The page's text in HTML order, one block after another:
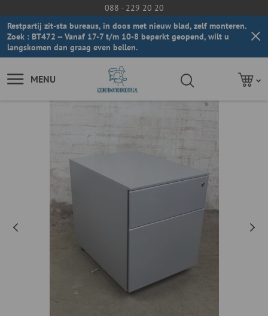
088 - 229 20 20
Restpartij zit-sta bureaus, in doos met nieuw blad, zelf monteren.
Zoek : BT472 -- Vanaf 17-7 t/m 10-8 beperkt geopend, wilt u
langskomen dan graag even bellen.
MENU